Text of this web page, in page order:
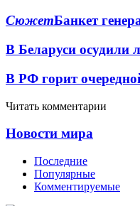
СюжетБанкет
В Беларуси осудили
В РФ горит
Читать комментарии
Новости мира
Последние
Популярные
Комментируемые